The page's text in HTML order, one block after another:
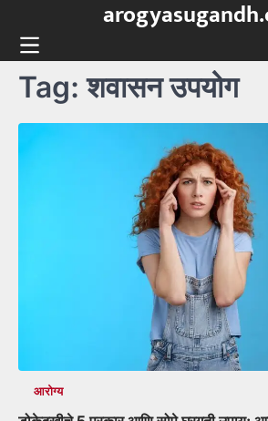
content
Tag:शवासन उपयोग
आरोग्य